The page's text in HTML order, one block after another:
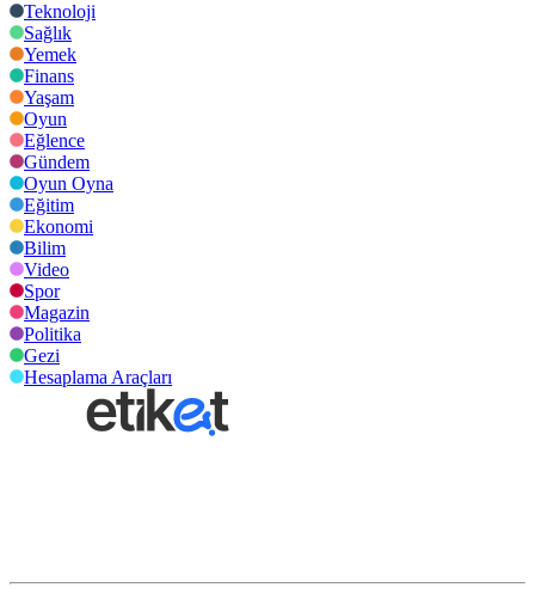
Teknoloji
Sağlık
Yemek
Finans
Yaşam
Oyun
Eğlence
Gündem
Oyun Oyna
Eğitim
Ekonomi
Bilim
Video
Spor
Magazin
Politika
Gezi
Hesaplama Araçları